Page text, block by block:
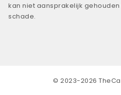
kan niet aansprakelijk
schade.
© 2023-2026